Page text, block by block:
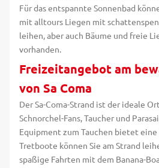
Für das entspannte Sonnenbad
mit alltours Liegen mit
leihen, aber auch Bäume und freie
vorhanden.
Freizeitangebot am
von Sa Coma
Der Sa-Coma-Strand ist der ideale
Schnorchel-Fans, Taucher und
Equipment zum Tauchen bietet eine
Tretboote können Sie am Strand
spaßige Fahrten mit dem Banana-